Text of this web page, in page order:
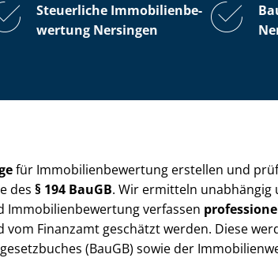
Steuerliche Im­mo­bi­li­en­be­
wer­tung Nersingen
für Im­mo­bi­li­en­be­wer­tung erstellen und
des§ 194 BauGB. Wir ermitteln
Im­mo­bi­li­en­be­wer­tung verfassen
vom Finanzamt geschätzt werden. Diese
(BauGB) sowie der